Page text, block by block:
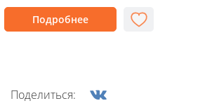
Подробнее
Поделиться: